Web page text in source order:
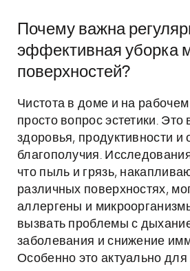
Почему важна
эффективная уборка
поверхностей?
Чистота в доме и на
просто вопрос эстетики.
здоровья, продуктивности и
благополучия.
что пыль и грязь,
различных поверхностях,
аллергены и
вызвать проблемы с
заболевания и снижение
Особенно это актуально